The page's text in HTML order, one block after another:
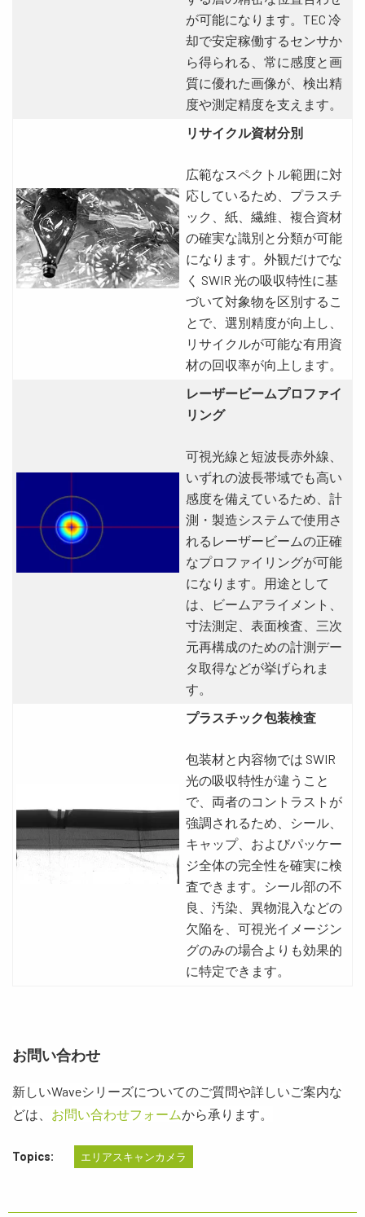
が可能になります。TEC 冷
却で安定稼働するセンサか
ら得られる、常に感度と画
質に優れた画像が、検出精
度や測定精度を支えます。
リサイクル資材分別
広範なスペクトル範囲に対
応しているため、プラスチ
ック、紙、繊維、複合資材
の確実な識別と分類が可能
になります。外観だけでな
く SWIR 光の吸収特性に基
づいて対象物を区別するこ
とで、選別精度が向上し、
リサイクルが可能な有用資
材の回収率が向上します。
レーザービームプロファイ
リング
可視光線と短波長赤外線、
いずれの波長帯域でも高い
感度を備えているため、計
測・製造システムで使用さ
れるレーザービームの正確
なプロファイリングが可能
になります。用途として
は、ビームアライメント、
寸法測定、表面検査、三次
元再構成のための計測デー
タ取得などが挙げられま
す。
プラスチック包装検査
包装材と内容物では SWIR
光の吸収特性が違うこと
で、両者のコントラストが
強調されるため、シール、
キャップ、およびパッケー
ジ全体の完全性を確実に検
査できます。シール部の不
良、汚染、異物混入などの
欠陥を、可視光イメージン
グのみの場合よりも効果的
に特定できます。
お問い合わせ
新しいWaveシリーズについてのご質問や詳しいご案内な
どは、
お問い合わせフォームから承ります。
Topics: エリアスキャンカメラ